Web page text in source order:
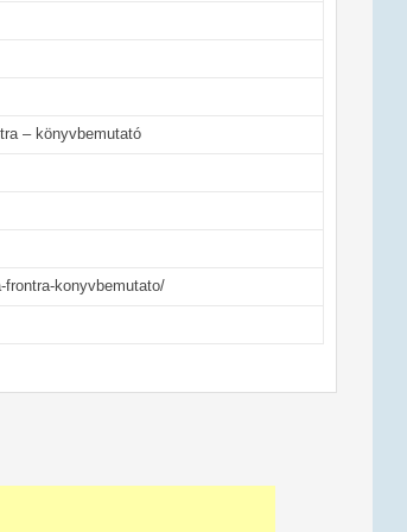
– könyvbemutató
frontra-konyvbemutato/